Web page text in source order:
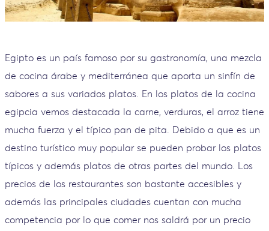
Egipto es un país famoso por su gastronomía, una mezcla
de cocina árabe y mediterránea que aporta un sinfín de
sabores a sus variados platos. En los platos de la cocina
egipcia vemos destacada la carne, verduras, el arroz tiene
mucha fuerza y el típico pan de pita. Debido a que es un
destino turístico muy popular se pueden probar los platos
típicos y además platos de otras partes del mundo. Los
precios de los restaurantes son bastante accesibles y
además las principales ciudades cuentan con mucha
competencia por lo que comer nos saldrá por un precio